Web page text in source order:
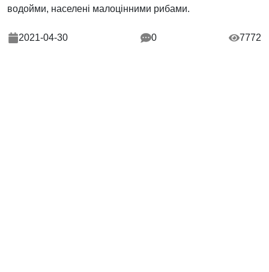
водойми, населені малоцінними рибами.
2021-04-30 0 7772